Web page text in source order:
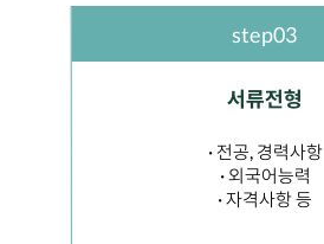
step03
서류전형
· 전공, 경력사항
· 외국어능력
· 자격사항 등